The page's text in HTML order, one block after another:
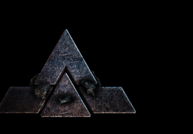
Powered By :